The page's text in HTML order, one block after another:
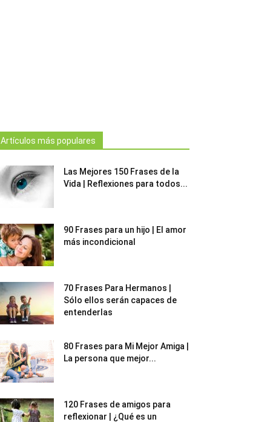
Artículos más populares
Las Mejores 150 Frases de la
Vida | Reflexiones para todos...
90 Frases para un hijo | El amor
más incondicional
70 Frases Para Hermanos |
Sólo ellos serán capaces de
entenderlas
80 Frases para Mi Mejor Amiga |
La persona que mejor...
120 Frases de amigos para
reflexionar | ¿Qué es un